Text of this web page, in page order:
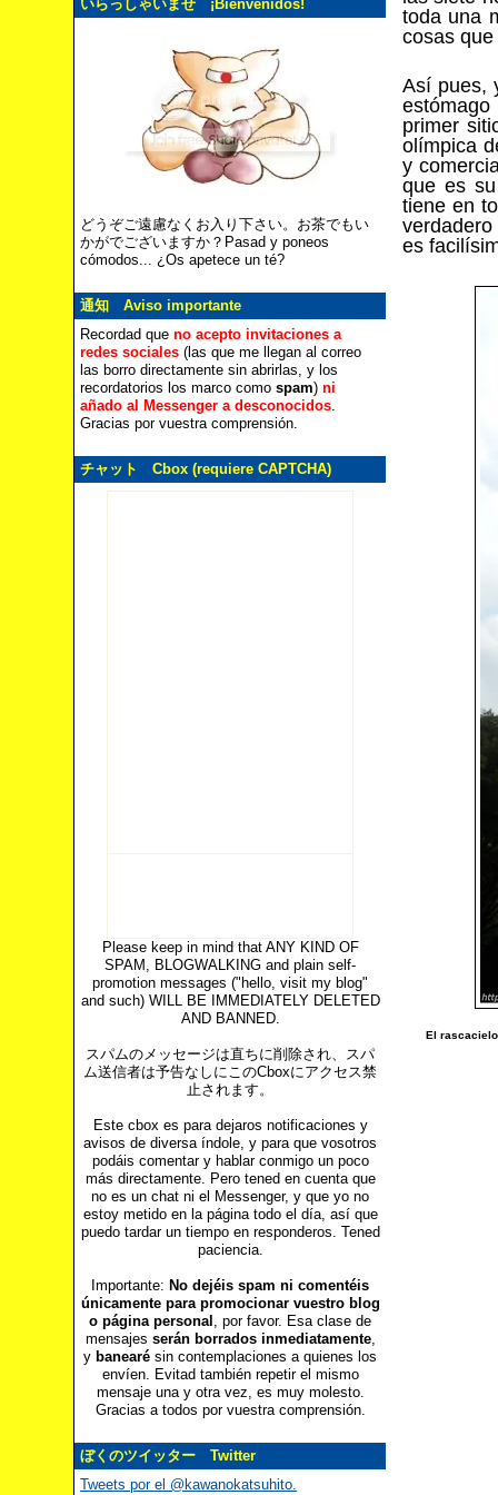
いらっしゃいませ ¡Bienvenidos!
どうぞご遠慮なくお入り下さい。お茶でもい
かがでございますか？Pasad y poneos
cómodos... ¿Os apetece un té?
通知 Aviso importante
Recordad que no acepto invitaciones a
redes sociales (las que me llegan al correo
las borro directamente sin abrirlas, y los
recordatorios los marco como spam) ni
añado al Messenger a desconocidos.
Gracias por vuestra comprensión.
チャット Cbox (requiere CAPTCHA)
Please keep in mind that ANY KIND OF
SPAM, BLOGWALKING and plain self-
promotion messages ("hello, visit my blog"
and such) WILL BE IMMEDIATELY DELETED
AND BANNED.
スパムのメッセージは直ちに削除され、スパ
ム送信者は予告なしにこのCboxにアクセス禁
止されます。
Este cbox es para dejaros notificaciones y
avisos de diversa índole, y para que vosotros
podáis comentar y hablar conmigo un poco
más directamente. Pero tened en cuenta que
no es un chat ni el Messenger, y que yo no
estoy metido en la página todo el día, así que
puedo tardar un tiempo en responderos. Tened
paciencia.
Importante: No dejéis spam ni comentéis
únicamente para promocionar vuestro blog
o página personal
, por favor. Esa clase de
mensajes serán borrados inmediatamente,
y banearé sin contemplaciones a quienes los
envíen. Evitad también repetir el mismo
mensaje una y otra vez, es muy molesto.
Gracias a todos por vuestra comprensión.
ぼくのツイッター Twitter
Tweets por el @kawanokatsuhito.
toda una
cosas
Así pues,
primer
olímpica
y
que es
tiene en
es
El